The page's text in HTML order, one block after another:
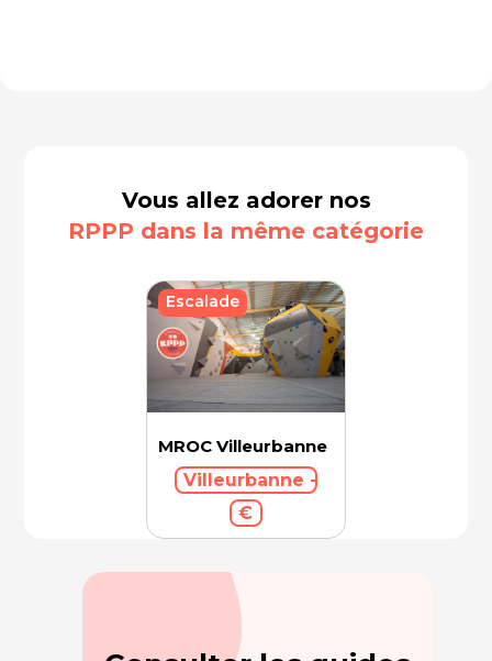
Vous allez adorer nos
RPPP dans la même catégorie
MROC Villeurbanne
Villeurbanne - 69100
€
Escalade